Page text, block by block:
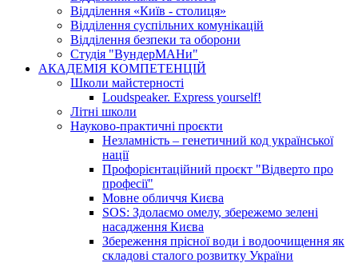
Відділення «Київ - столиця»
Відділення суспільних комунікацій
Відділення безпеки та оборони
Студія "ВундерМАНи"
АКАДЕМІЯ КОМПЕТЕНЦІЙ
Школи майстерності
Loudspeaker. Express yourself!
Літні школи
Науково-практичні проєкти
Незламність – генетичний код української
нації
Профорієнтаційний проєкт "Відверто про
професії"
Мовне обличчя Києва
SOS: Здолаємо омелу, збережемо зелені
насадження Києва
Збереження прісної води і водоочищення як
складові сталого розвитку України